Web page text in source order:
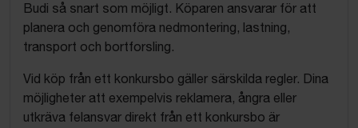
Budi så snart som möjligt. Köparen ansvarar för att
planera och genomföra nedmontering, lastning,
transport och bortforsling.
Vid köp från ett konkursbo gäller särskilda regler. Dina
möjligheter att exempelvis reklamera, ångra eller
utkräva felansvar direkt från ett konkursbo är